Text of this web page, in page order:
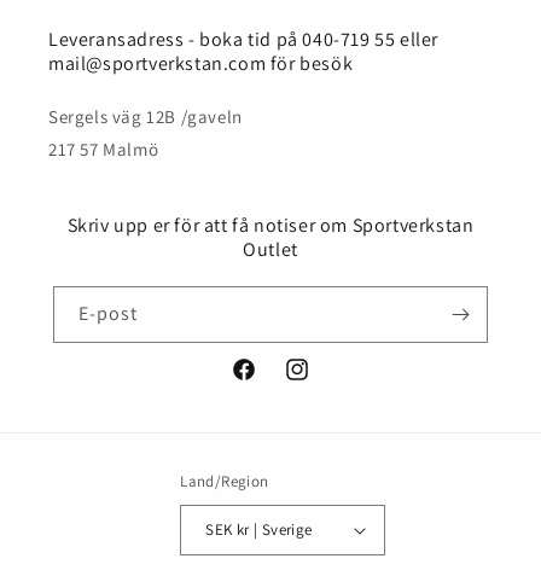
Leveransadress - boka tid på 040-719 55 eller
mail@sportverkstan.com för besök
Sergels väg 12B /gaveln
217 57 Malmö
Skriv upp er för att få notiser om Sportverkstan
Outlet
E-post
FacebookInstagram
Land/Region
SEK kr | Sverige